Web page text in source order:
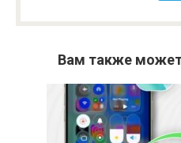
Вам также